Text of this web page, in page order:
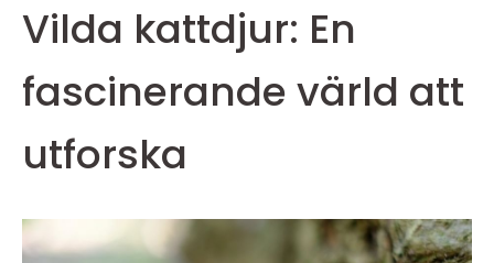
Vilda kattdjur: En
fascinerande värld att
utforska